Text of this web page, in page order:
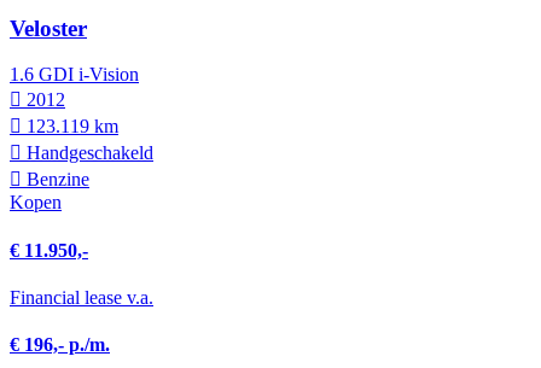
Veloster
1.6 GDI i-Vision
2012
123.119 km
Hand­geschakeld
Benzine
Kopen
€ 11.950,-
Financial lease v.a.
€ 196,- p./m.